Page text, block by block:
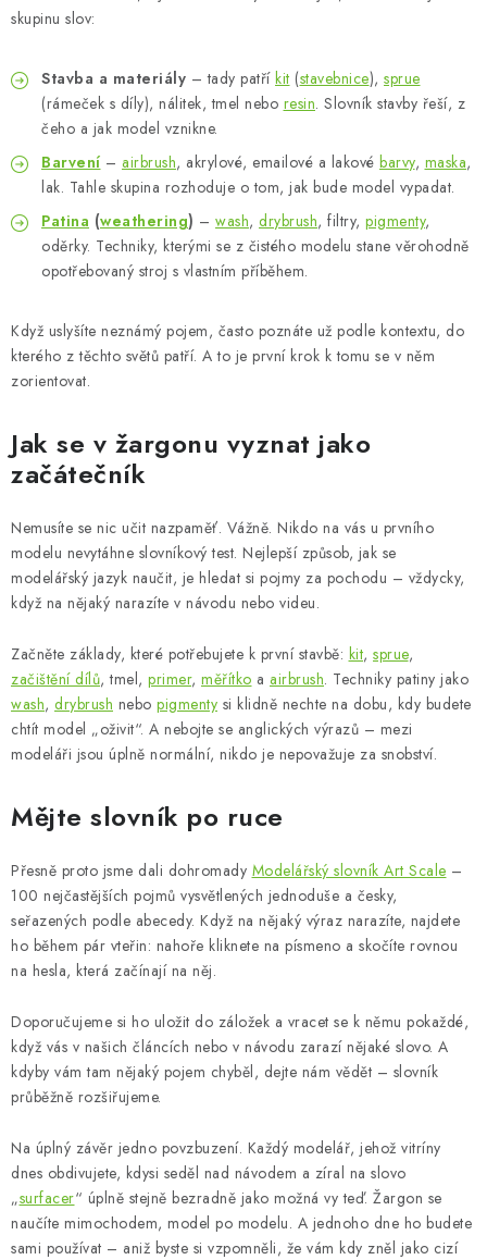
skupinu slov:
Stavba a materiály – tady patří kit (stavebnice), sprue
(rámeček s díly), nálitek, tmel nebo resin. Slovník stavby řeší, z
čeho a jak model vznikne.
Barvení – airbrush, akrylové, emailové a lakové barvy, maska,
lak. Tahle skupina rozhoduje o tom, jak bude model vypadat.
Patina (weathering) – wash, drybrush, filtry, pigmenty,
oděrky. Techniky, kterými se z čistého modelu stane věrohodně
opotřebovaný stroj s vlastním příběhem.
Když uslyšíte neznámý pojem, často poznáte už podle kontextu, do
kterého z těchto světů patří. A to je první krok k tomu se v něm
zorientovat.
Jak se v žargonu vyznat jako
začátečník
Nemusíte se nic učit nazpaměť. Vážně. Nikdo na vás u prvního
modelu nevytáhne slovníkový test. Nejlepší způsob, jak se
modelářský jazyk naučit, je hledat si pojmy za pochodu – vždycky,
když na nějaký narazíte v návodu nebo videu.
Začněte základy, které potřebujete k první stavbě: kit, sprue,
začištění dílů, tmel, primer, měřítko a airbrush. Techniky patiny jako
wash, drybrush nebo pigmenty si klidně nechte na dobu, kdy budete
chtít model „oživit“. A nebojte se anglických výrazů – mezi
modeláři jsou úplně normální, nikdo je nepovažuje za snobství.
Mějte slovník po ruce
Přesně proto jsme dali dohromady Modelářský slovník Art Scale –
100 nejčastějších pojmů vysvětlených jednoduše a česky,
seřazených podle abecedy. Když na nějaký výraz narazíte, najdete
ho během pár vteřin: nahoře kliknete na písmeno a skočíte rovnou
na hesla, která začínají na něj.
Doporučujeme si ho uložit do záložek a vracet se k němu pokaždé,
když vás v našich článcích nebo v návodu zarazí nějaké slovo. A
kdyby vám tam nějaký pojem chyběl, dejte nám vědět – slovník
průběžně rozšiřujeme.
Na úplný závěr jedno povzbuzení. Každý modelář, jehož vitríny
dnes obdivujete, kdysi seděl nad návodem a zíral na slovo
„surfacer“ úplně stejně bezradně jako možná vy teď. Žargon se
naučíte mimochodem, model po modelu. A jednoho dne ho budete
sami používat – aniž byste si vzpomněli, že vám kdy zněl jako cizí